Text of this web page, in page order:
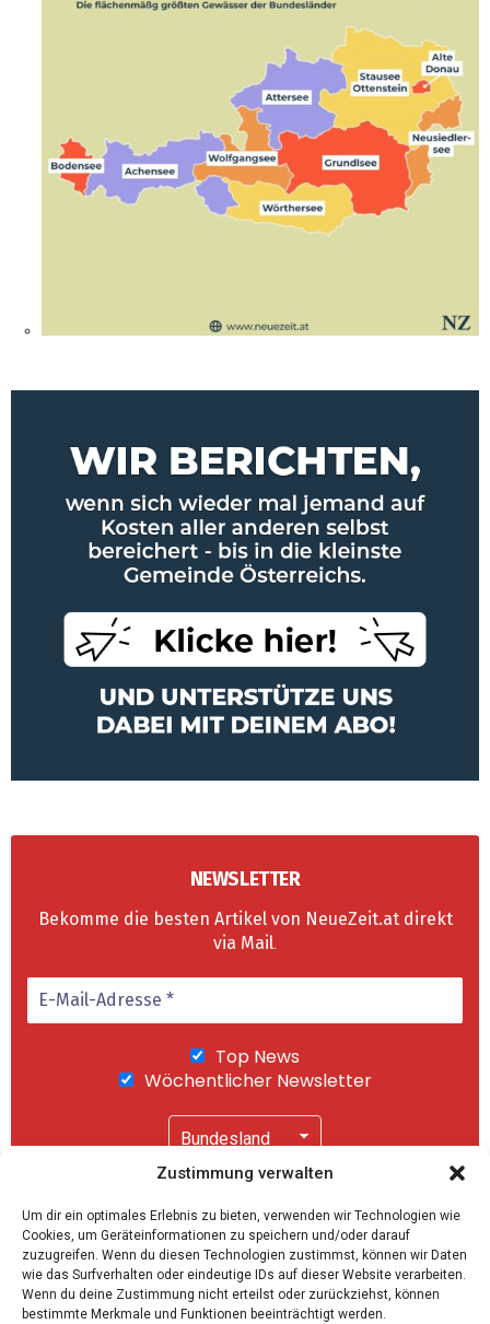
Zustimmung verwalten
Um dir ein optimales Erlebnis zu bieten, verwenden wir Technologien wie
Cookies, um Geräteinformationen zu speichern und/oder darauf
zuzugreifen. Wenn du diesen Technologien zustimmst, können wir Daten
wie das Surfverhalten oder eindeutige IDs auf dieser Website verarbeiten.
Wenn du deine Zustimmung nicht erteilst oder zurückziehst, können
bestimmte Merkmale und Funktionen beeinträchtigt werden.
NEWSLETTER
Bekomme die besten Artikel von NeueZeit.at direkt
via Mail.
Top News
Wöchentlicher Newsletter
"Abonnieren" akzeptierst Du unsere
Datenschutzerklärung.